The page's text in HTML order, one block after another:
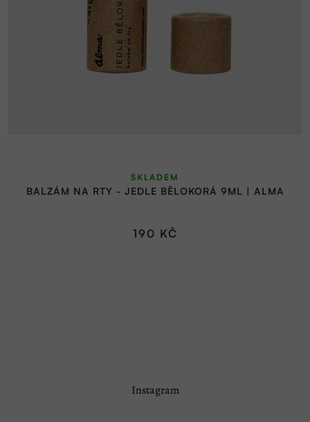
BALZÁM NA RTY - JEDLE BĚLOKORÁ 9ML | ALMA
SKLADEM
190 KČ
Instagram